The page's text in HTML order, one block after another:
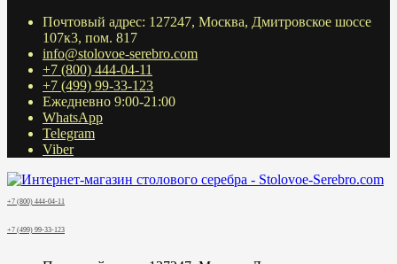
Почтовый адрес: 127247, Москва, Дмитровское шоссе
107к3, пом. 817
info@stolovoe-serebro.com
+7 (800) 444-04-11
+7 (499) 99-33-123
Ежедневно 9:00-21:00
WhatsApp
Telegram
Viber
+7 (800) 444-04-11
+7 (499) 99-33-123